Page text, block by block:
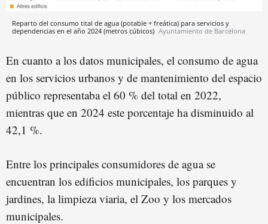
Reparto del consumo tital de agua (potable + freática) para servicios y
dependencias en el año 2024 (metros cúbicos) Ayuntamiento de Barcelona
En cuanto a los datos municipales, el consumo de agua
en los servicios urbanos y de mantenimiento del espacio
público representaba el 60 % del total en 2022,
mientras que en 2024 este porcentaje ha disminuido al
42,1 %.
Entre los principales consumidores de agua se
encuentran los edificios municipales, los parques y
jardines, la limpieza viaria, el Zoo y los mercados
municipales.